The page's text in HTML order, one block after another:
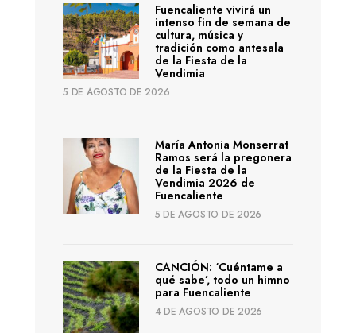
Fuencaliente vivirá un
intenso fin de semana de
cultura, música y
tradición como antesala
de la Fiesta de la
Vendimia
5 DE AGOSTO DE 2026
María Antonia Monserrat
Ramos será la pregonera
de la Fiesta de la
Vendimia 2026 de
Fuencaliente
5 DE AGOSTO DE 2026
CANCIÓN: ‘Cuéntame a
qué sabe’, todo un himno
para Fuencaliente
4 DE AGOSTO DE 2026